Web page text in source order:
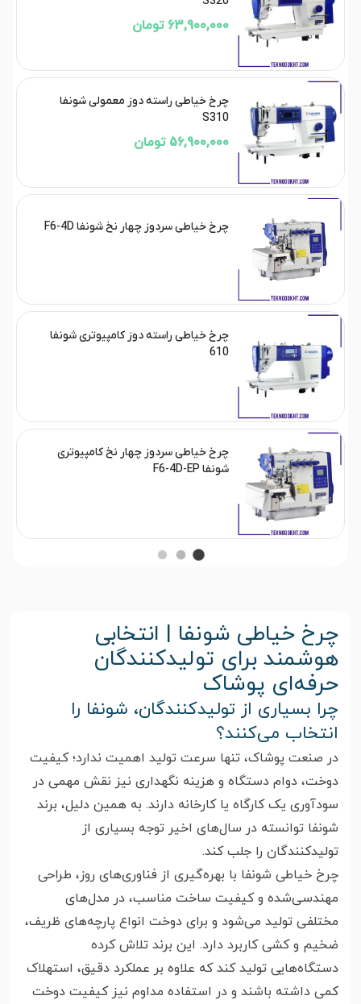
63,900,000 تومان
چرخ خیاطی راسته دوز معمولی شونفا
S310
56,900,000 تومان
چرخ خیاطی سردوز چهار نخ شونفا F6-4D
چرخ خیاطی راسته دوز کامپیوتری شونفا
610
چرخ خیاطی سردوز چهار نخ کامپیوتری
شونفا F6-4D-EP
چرخ خیاطی شونفا | انتخابی
هوشمند برای تولیدکنندگان
حرفه‌ای پوشاک
چرا بسیاری از تولیدکنندگان، شونفا را
انتخاب می‌کنند؟
در صنعت پوشاک، تنها سرعت تولید اهمیت ندارد؛ کیفیت
دوخت، دوام دستگاه و هزینه نگهداری نیز نقش مهمی در
سودآوری یک کارگاه یا کارخانه دارند. به همین دلیل، برند
شونفا توانسته در سال‌های اخیر توجه بسیاری از
تولیدکنندگان را جلب کند.
چرخ خیاطی شونفا با بهره‌گیری از فناوری‌های روز، طراحی
مهندسی‌شده و کیفیت ساخت مناسب، در مدل‌های
مختلفی تولید می‌شود و برای دوخت انواع پارچه‌های ظریف،
ضخیم و کشی کاربرد دارد. این برند تلاش کرده
دستگاه‌هایی تولید کند که علاوه بر عملکرد دقیق، استهلاک
کمی داشته باشند و در استفاده مداوم نیز کیفیت دوخت